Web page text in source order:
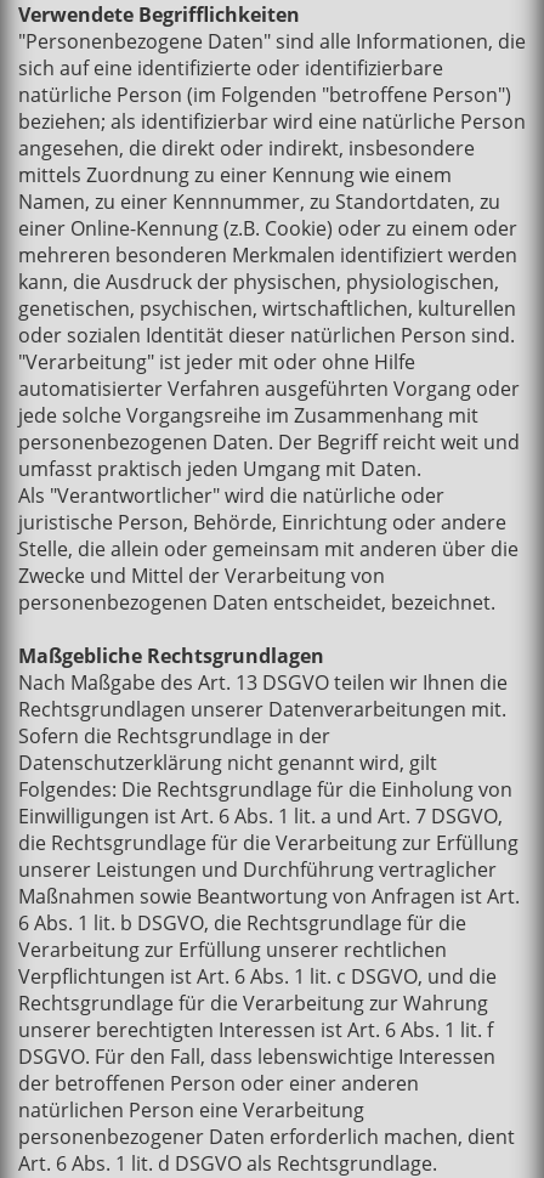
Verwendete Begrifflichkeiten
"Personenbezogene Daten" sind alle Informationen, die
sich auf eine identifizierte oder identifizierbare
natürliche Person (im Folgenden "betroffene Person")
beziehen; als identifizierbar wird eine natürliche Person
angesehen, die direkt oder indirekt, insbesondere
mittels Zuordnung zu einer Kennung wie einem
Namen, zu einer Kennnummer, zu Standortdaten, zu
einer Online-Kennung (z.B. Cookie) oder zu einem oder
mehreren besonderen Merkmalen identifiziert werden
kann, die Ausdruck der physischen, physiologischen,
genetischen, psychischen, wirtschaftlichen, kulturellen
oder sozialen Identität dieser natürlichen Person sind.
"Verarbeitung" ist jeder mit oder ohne Hilfe
automatisierter Verfahren ausgeführten Vorgang oder
jede solche Vorgangsreihe im Zusammenhang mit
personenbezogenen Daten. Der Begriff reicht weit und
umfasst praktisch jeden Umgang mit Daten.
Als "Verantwortlicher" wird die natürliche oder
juristische Person, Behörde, Einrichtung oder andere
Stelle, die allein oder gemeinsam mit anderen über die
Zwecke und Mittel der Verarbeitung von
personenbezogenen Daten entscheidet, bezeichnet.
Maßgebliche Rechtsgrundlagen
Nach Maßgabe des Art. 13 DSGVO teilen wir Ihnen die
Rechtsgrundlagen unserer Datenverarbeitungen mit.
Sofern die Rechtsgrundlage in der
Datenschutzerklärung nicht genannt wird, gilt
Folgendes: Die Rechtsgrundlage für die Einholung von
Einwilligungen ist Art. 6 Abs. 1 lit. a und Art. 7 DSGVO,
die Rechtsgrundlage für die Verarbeitung zur Erfüllung
unserer Leistungen und Durchführung vertraglicher
Maßnahmen sowie Beantwortung von Anfragen ist Art.
6 Abs. 1 lit. b DSGVO, die Rechtsgrundlage für die
Verarbeitung zur Erfüllung unserer rechtlichen
Verpflichtungen ist Art. 6 Abs. 1 lit. c DSGVO, und die
Rechtsgrundlage für die Verarbeitung zur Wahrung
unserer berechtigten Interessen ist Art. 6 Abs. 1 lit. f
DSGVO. Für den Fall, dass lebenswichtige Interessen
der betroffenen Person oder einer anderen
natürlichen Person eine Verarbeitung
personenbezogener Daten erforderlich machen, dient
Art. 6 Abs. 1 lit. d DSGVO als Rechtsgrundlage.